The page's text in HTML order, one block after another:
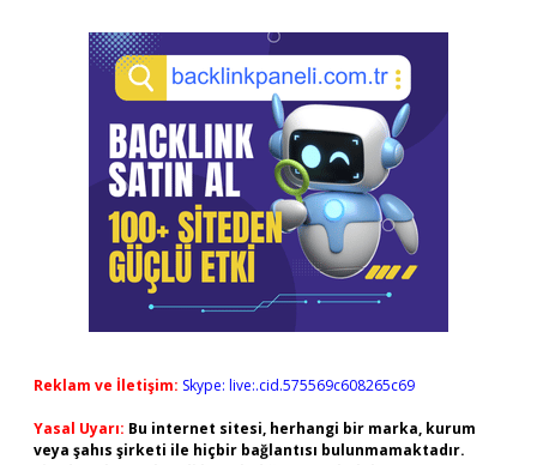
Reklam ve İletişim: Skype: live:.cid.575569c608265c69
Yasal Uyarı: Bu internet sitesi, herhangi bir marka, kurum
veya şahıs şirketi ile hiçbir bağlantısı bulunmamaktadır.